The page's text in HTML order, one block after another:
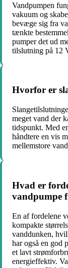
Vandpumpen
vakuum og
bevæge sig fra
tænkte
pumper det ud
tilslutning på 12
Hvorfor er
meget vand der
tidspunkt. Med
håndtere en vis
mellemstore
Hvad er
vandpumpe
En af fordelene
kompakte
vanddunken,
har også en god
et lavt
energieffektiv.